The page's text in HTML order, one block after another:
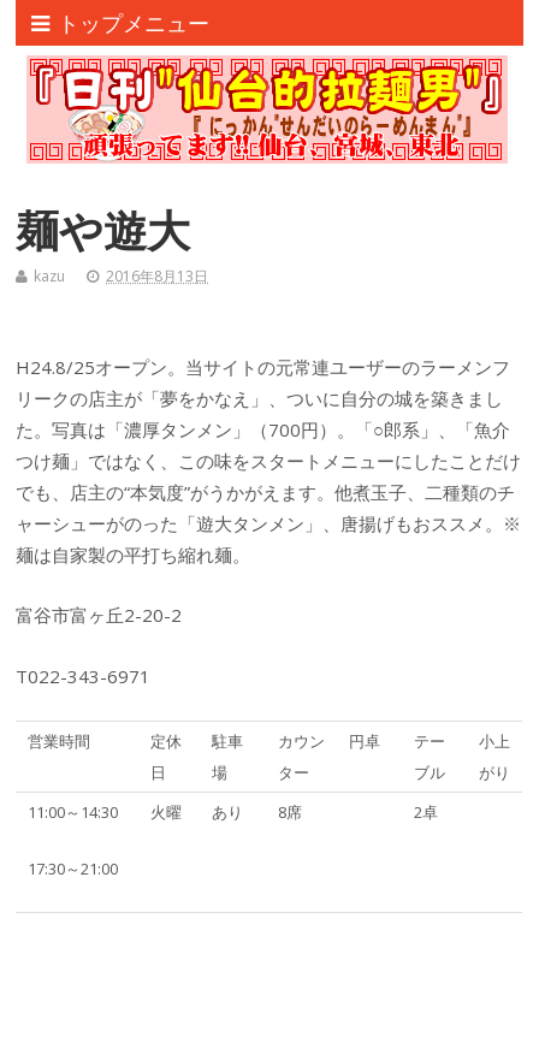
トップメニュー
麺や遊大
kazu 2016年8月13日
H24.8/25オープン。当サイトの元常連ユーザーのラーメンフ
リークの店主が「夢をかなえ」、ついに自分の城を築きまし
た。写真は「濃厚タンメン」（700円）。「○郎系」、「魚介
つけ麺」ではなく、この味をスタートメニューにしたことだけ
でも、店主の“本気度”がうかがえます。他煮玉子、二種類のチ
ャーシューがのった「遊大タンメン」、唐揚げもおススメ。※
麺は自家製の平打ち縮れ麺。
富谷市富ヶ丘2-20-2
T022-343-6971
営業時間
定休
日
駐車
場
カウン
ター
円卓
テー
ブル
小上
がり
11:00～14:30
17:30～21:00
火曜 あり 8席 2卓